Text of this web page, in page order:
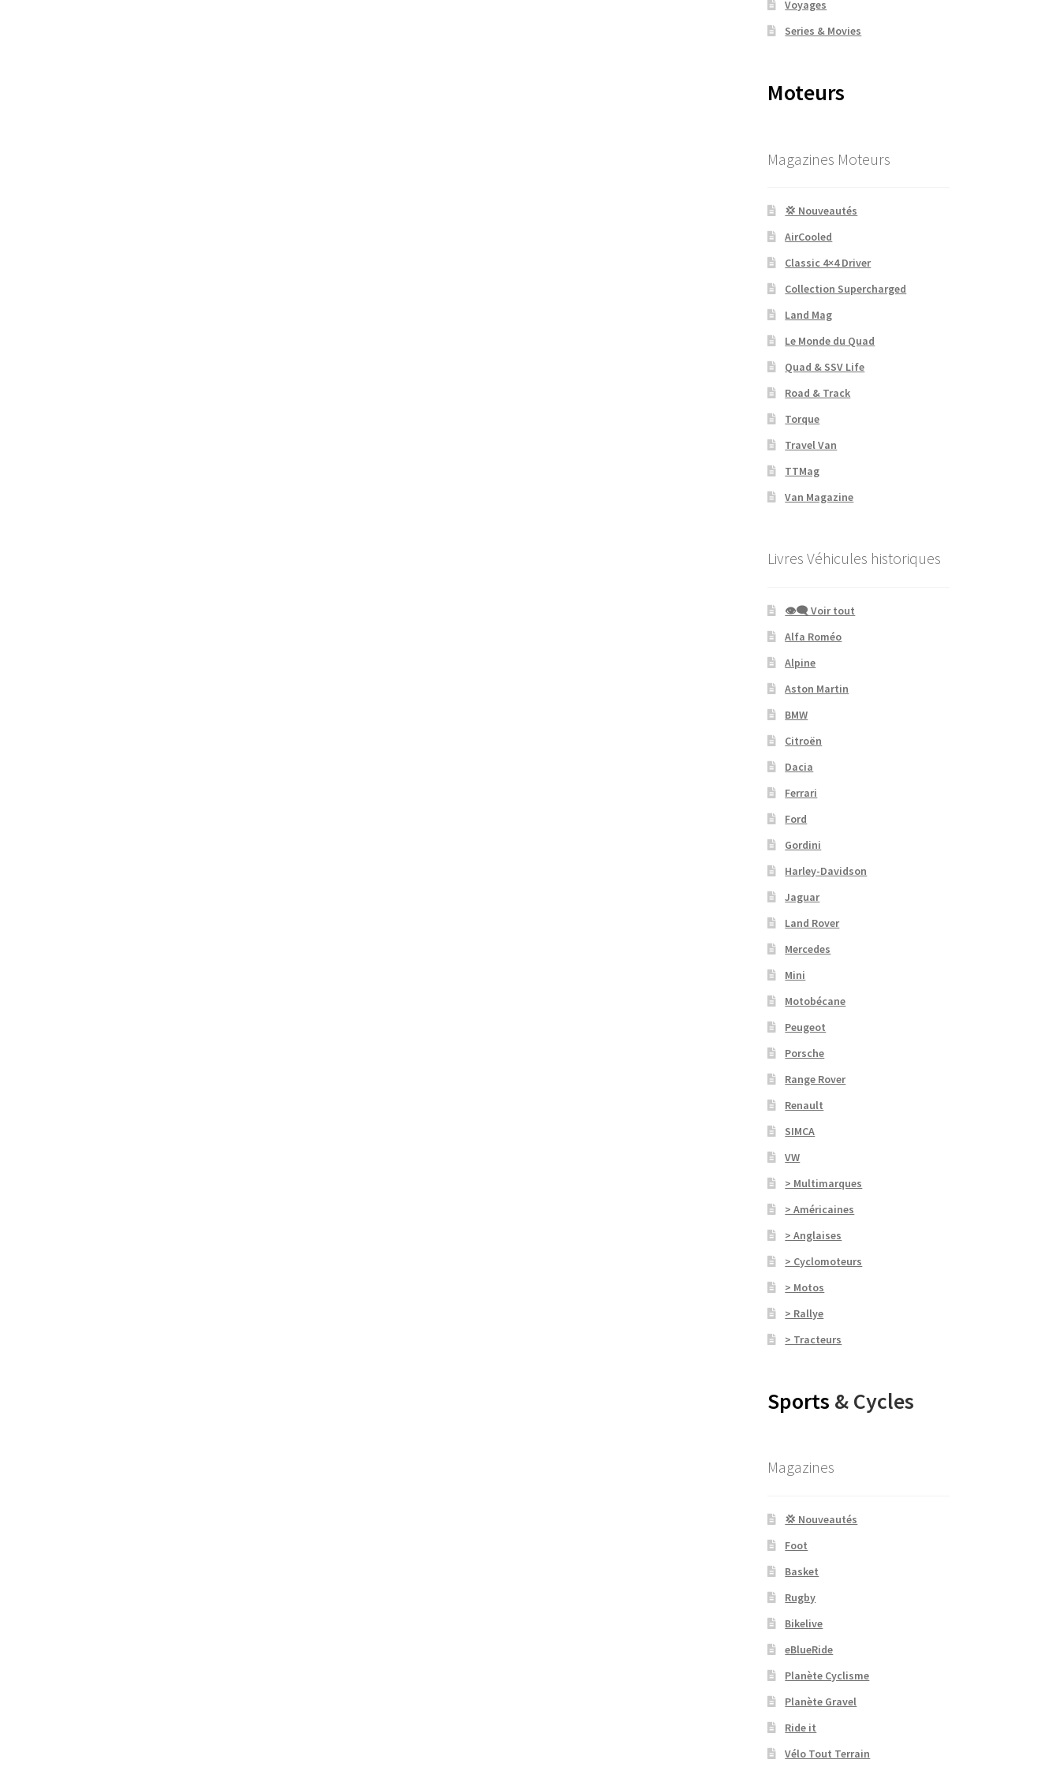
Voyages
Series & Movies
Moteurs
Magazines Moteurs
💢 Nouveautés
AirCooled
Classic 4×4 Driver
Collection Supercharged
Land Mag
Le Monde du Quad
Quad & SSV Life
Road & Track
Torque
Travel Van
TTMag
Van Magazine
Livres Véhicules historiques
👁‍🗨 Voir tout
Alfa Roméo
Alpine
Aston Martin
BMW
Citroën
Dacia
Ferrari
Ford
Gordini
Harley-Davidson
Jaguar
Land Rover
Mercedes
Mini
Motobécane
Peugeot
Porsche
Range Rover
Renault
SIMCA
VW
> Multimarques
> Américaines
> Anglaises
> Cyclomoteurs
> Motos
> Rallye
> Tracteurs
Sports & Cycles
Magazines
💢 Nouveautés
Foot
Basket
Rugby
Bikelive
eBlueRide
Planète Cyclisme
Planète Gravel
Ride it
Vélo Tout Terrain